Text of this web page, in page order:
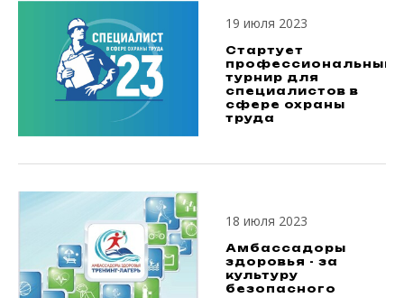
19 июля 2023
Стартует
профессиональный
турнир для
специалистов в
сфере охраны
труда
18 июля 2023
Амбассадоры
здоровья - за
культуру
безопасного